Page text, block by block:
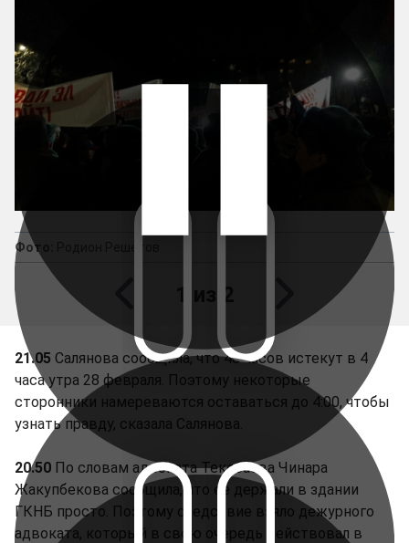
Фото:
21.05 Салянова сообщила, что 48 часов истекут в 4
часа утра 28 февраля. Поэтому некоторые
сторонники намереваются оставаться до 4:00, чтобы
узнать правду, сказала Салянова.
20.50 По словам адвоката Текебаева Чинара
Жакупбекова сообщила, что ее держали в здании
ГКНБ просто. Поэтому следствие взяло дежурного
адвоката, который в свою очередь действовал в